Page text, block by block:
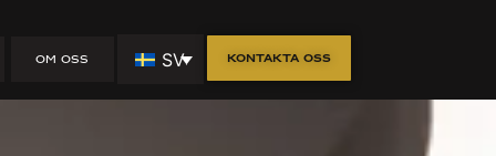
OM OSS SV Kontakta oss